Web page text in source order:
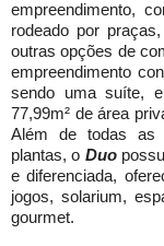
empreendimento,
rodeado por
outras opções de
empreendimento
sendo uma suíte, e
77,99m² de área
Além de todas as
plantas, o Duo
e diferenciada,
jogos, solarium,
gourmet.